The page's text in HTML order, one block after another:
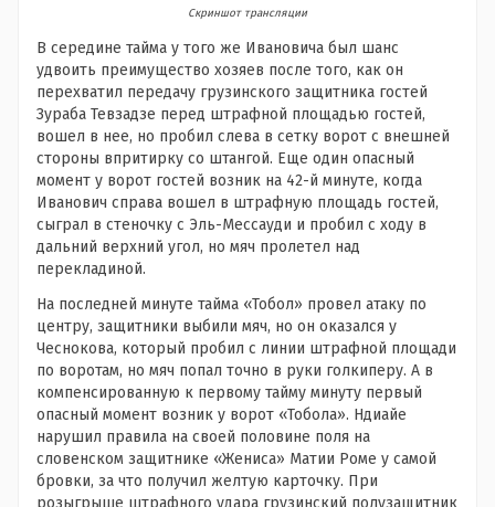
Скриншот трансляции
В середине тайма у того же Ивановича был шанс
удвоить преимущество хозяев после того, как он
перехватил передачу грузинского защитника гостей
Зураба Тевзадзе перед штрафной площадью гостей,
вошел в нее, но пробил слева в сетку ворот с внешней
стороны впритирку со штангой. Еще один опасный
момент у ворот гостей возник на 42-й минуте, когда
Иванович справа вошел в штрафную площадь гостей,
сыграл в стеночку с Эль-Мессауди и пробил с ходу в
дальний верхний угол, но мяч пролетел над
перекладиной.
На последней минуте тайма «Тобол» провел атаку по
центру, защитники выбили мяч, но он оказался у
Чеснокова, который пробил с линии штрафной площади
по воротам, но мяч попал точно в руки голкиперу. А в
компенсированную к первому тайму минуту первый
опасный момент возник у ворот «Тобола». Ндиайе
нарушил правила на своей половине поля на
словенском защитнике «Жениса» Матии Роме у самой
бровки, за что получил желтую карточку. При
розыгрыше штрафного удара грузинский полузащитник